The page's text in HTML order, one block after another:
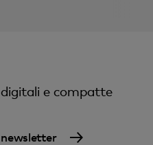
e compatte